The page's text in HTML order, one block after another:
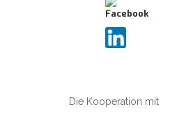
Die Kooperation mit